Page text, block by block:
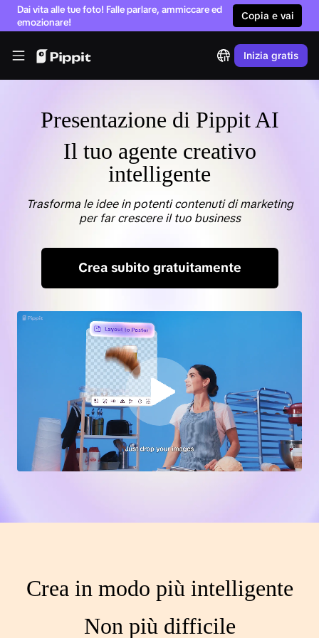
Dai vita alle tue foto! Falle parlare, ammiccare ed
emozionare!
Copia e vai
Pippit IT Inizia gratis
Presentazione di Pippit AI
Il tuo agente creativo
intelligente
Trasforma le idee in potenti contenuti di marketing
per far crescere il tuo business
Crea subito gratuitamente
Crea in modo più intelligente
Non più difficile